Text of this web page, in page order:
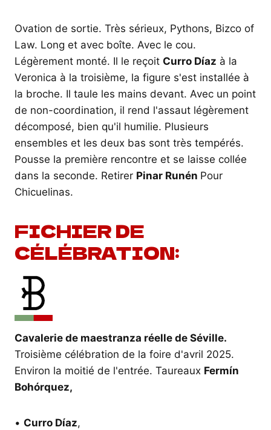
Ovation de sortie. Très sérieux, Pythons, Bizco of
Law. Long et avec boîte. Avec le cou.
Légèrement monté. Il le reçoit Curro Díaz à la
Veronica à la troisième, la figure s'est installée à
la broche. Il taule les mains devant. Avec un point
de non-coordination, il rend l'assaut légèrement
décomposé, bien qu'il humilie. Plusieurs
ensembles et les deux bas sont très tempérés.
Pousse la première rencontre et se laisse collée
dans la seconde. Retirer Pinar Runén Pour
Chicuelinas.
FICHIER DE
CÉLÉBRATION:
Cavalerie de maestranza réelle de Séville.
Troisième célébration de la foire d'avril 2025.
Environ la moitié de l'entrée. Taureaux Fermín
Bohórquez,
• Curro Díaz,